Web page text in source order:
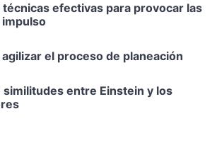
técnicas efectivas para provocar las
el proceso de planeación
similitudes entre Einstein y los